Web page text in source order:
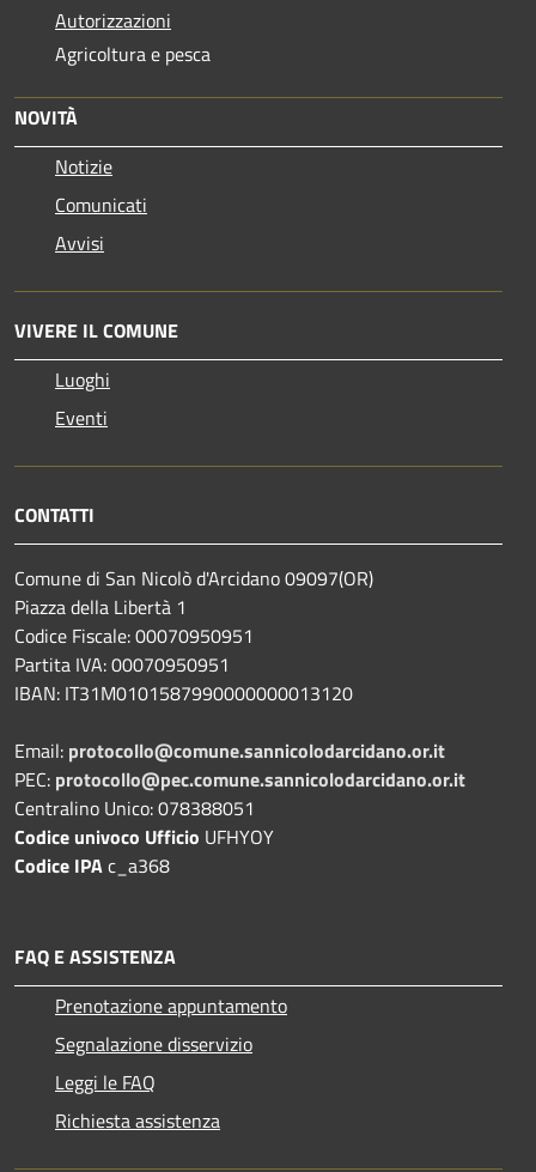
Autorizzazioni
Agricoltura e pesca
NOVITÀ
Notizie
Comunicati
Avvisi
VIVERE IL COMUNE
Luoghi
Eventi
CONTATTI
Comune di San Nicolò d'Arcidano 09097(OR)
Piazza della Libertà 1
Codice Fiscale: 00070950951
Partita IVA: 00070950951
IBAN: IT31M0101587990000000013120
Email: protocollo@comune.sannicolodarcidano.or.it
PEC: protocollo@pec.comune.sannicolodarcidano.or.it
Centralino Unico: 078388051
Codice univoco Ufficio UFHYOY
Codice IPAc_a368
FAQ E ASSISTENZA
Prenotazione appuntamento
Segnalazione disservizio
Leggi le FAQ
Richiesta assistenza